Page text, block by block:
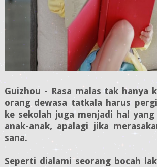
Guizhou - Rasa malas tak hanya
orang dewasa tatkala harus
ke sekolah juga menjadi hal
anak-anak, apalagi jika
sana.
Seperti dialami seorang bocah